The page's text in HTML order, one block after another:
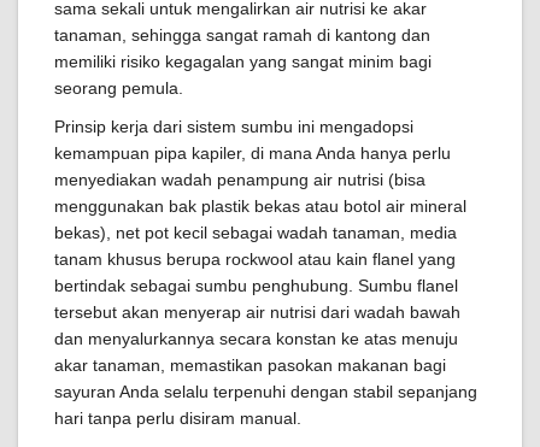
sama sekali untuk mengalirkan air nutrisi ke akar
tanaman, sehingga sangat ramah di kantong dan
memiliki risiko kegagalan yang sangat minim bagi
seorang pemula.
Prinsip kerja dari sistem sumbu ini mengadopsi
kemampuan pipa kapiler, di mana Anda hanya perlu
menyediakan wadah penampung air nutrisi (bisa
menggunakan bak plastik bekas atau botol air mineral
bekas), net pot kecil sebagai wadah tanaman, media
tanam khusus berupa rockwool atau kain flanel yang
bertindak sebagai sumbu penghubung. Sumbu flanel
tersebut akan menyerap air nutrisi dari wadah bawah
dan menyalurkannya secara konstan ke atas menuju
akar tanaman, memastikan pasokan makanan bagi
sayuran Anda selalu terpenuhi dengan stabil sepanjang
hari tanpa perlu disiram manual.